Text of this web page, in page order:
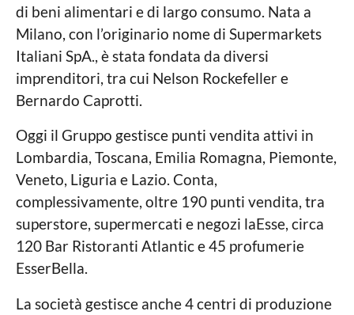
di beni alimentari e di largo consumo. Nata a
Milano, con l’originario nome di Supermarkets
Italiani SpA., è stata fondata da diversi
imprenditori, tra cui Nelson Rockefeller e
Bernardo Caprotti.
Oggi il Gruppo gestisce punti vendita attivi in
Lombardia, Toscana, Emilia Romagna, Piemonte,
Veneto, Liguria e Lazio. Conta,
complessivamente, oltre 190 punti vendita, tra
superstore, supermercati e negozi laEsse, circa
120 Bar Ristoranti Atlantic e 45 profumerie
EsserBella.
La società gestisce anche 4 centri di produzione